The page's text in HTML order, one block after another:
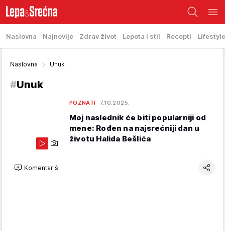
Naslovna Najnovije Zdrav život Lepota i stil Recepti Lifestyle
Naslovna Unuk
#Unuk
POZNATI 7.10.2025.
Moj naslednik će biti popularniji od
mene: Rođen na najsrećniji dan u
životu Halida Bešlića
Komentariši